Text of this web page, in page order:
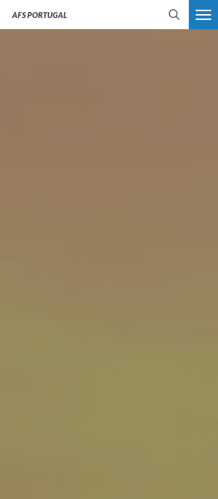
AFSPORTUGAL
SEARCH VER MAIS